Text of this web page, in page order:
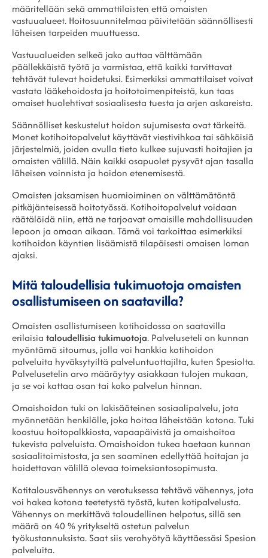
määritellään sekä ammattilaisten että omaisten
vastuualueet. Hoitosuunnitelmaa päivitetään säännöllisesti
läheisen tarpeiden muuttuessa.
Vastuualueiden selkeä jako auttaa välttämään
päällekkäistä työtä ja varmistaa, että kaikki tarvittavat
tehtävät tulevat hoidetuksi. Esimerkiksi ammattilaiset voivat
vastata lääkehoidosta ja hoitotoimenpiteistä, kun taas
omaiset huolehtivat sosiaalisesta tuesta ja arjen askareista.
Säännölliset keskustelut hoidon sujumisesta ovat tärkeitä.
Monet kotihoitopalvelut käyttävät viestivihkoa tai sähköisiä
järjestelmiä, joiden avulla tieto kulkee sujuvasti hoitajien ja
omaisten välillä. Näin kaikki osapuolet pysyvät ajan tasalla
läheisen voinnista ja hoidon etenemisestä.
Omaisten jaksamisen huomioiminen on välttämätöntä
pitkäjänteisessä hoitotyössä. Kotihoitopalvelut voidaan
räätälöidä niin, että ne tarjoavat omaisille mahdollisuuden
lepoon ja omaan aikaan. Tämä voi tarkoittaa esimerkiksi
kotihoidon käyntien lisäämistä tilapäisesti omaisen loman
ajaksi.
Mitä taloudellisia tukimuotoja omaisten
osallistumiseen on saatavilla?
Omaisten osallistumiseen kotihoidossa on saatavilla
erilaisia taloudellisia tukimuotoja. Palveluseteli on kunnan
myöntämä sitoumus, jolla voi hankkia kotihoidon
palveluita hyväksytyiltä palveluntuottajilta, kuten Spesiolta.
Palvelusetelin arvo määräytyy asiakkaan tulojen mukaan,
ja se voi kattaa osan tai koko palvelun hinnan.
Omaishoidon tuki on lakisääteinen sosiaalipalvelu, jota
myönnetään henkilölle, joka hoitaa läheistään kotona. Tuki
koostuu hoitopalkkiosta, vapaapäivistä ja omaishoitoa
tukevista palveluista. Omaishoidon tukea haetaan kunnan
sosiaalitoimistosta, ja sen saaminen edellyttää hoitajan ja
hoidettavan välillä olevaa toimeksiantosopimusta.
Kotitalousvähennys on verotuksessa tehtävä vähennys, jota
voi hakea kotona teetetystä työstä, kuten kotipalvelusta.
Vähennys on merkittävä taloudellinen helpotus, sillä sen
määrä on 40 % yritykseltä ostetun palvelun
työkustannuksista. Saat siis verohyötyä käyttäessäsi Spesion
palveluita.